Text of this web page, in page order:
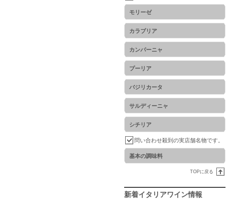
モリーゼ
カラブリア
カンパーニャ
プーリア
バジリカータ
サルディーニャ
シチリア
問い合わせ殺到の実店舗名物です。
基本の調味料
TOPに戻る
新着イタリアワイン情報